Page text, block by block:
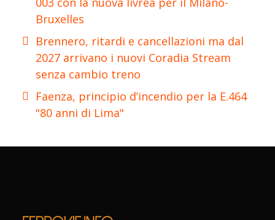
Bruxelles
Brennero, ritardi e cancellazioni ma dal
2027 arrivano i nuovi Coradia Stream
senza cambio treno
Faenza, principio d’incendio per la E.464
"80 anni di Lima"